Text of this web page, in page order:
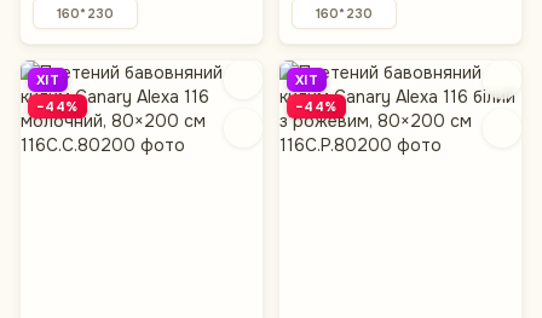
160*230 160*230
ХІТ
−44%
ХІТ
−44%